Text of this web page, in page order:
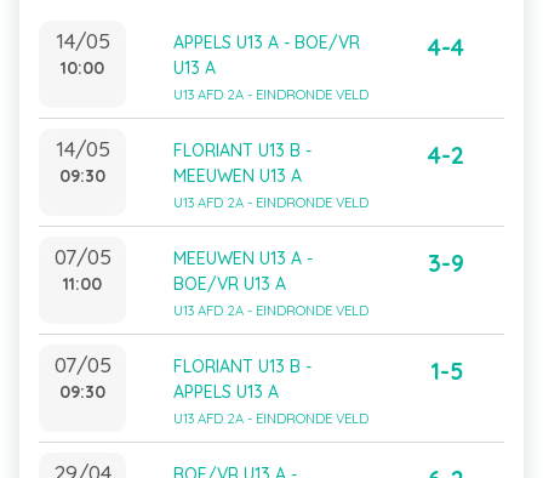
14/05
10:00
APPELS U13 A - BOE/VR
U13 A
U13 AFD 2A - EINDRONDE VELD
4-4
14/05
09:30
FLORIANT U13 B -
MEEUWEN U13 A
U13 AFD 2A - EINDRONDE VELD
4-2
07/05
11:00
MEEUWEN U13 A -
BOE/VR U13 A
U13 AFD 2A - EINDRONDE VELD
3-9
07/05
09:30
FLORIANT U13 B -
APPELS U13 A
U13 AFD 2A - EINDRONDE VELD
1-5
29/04